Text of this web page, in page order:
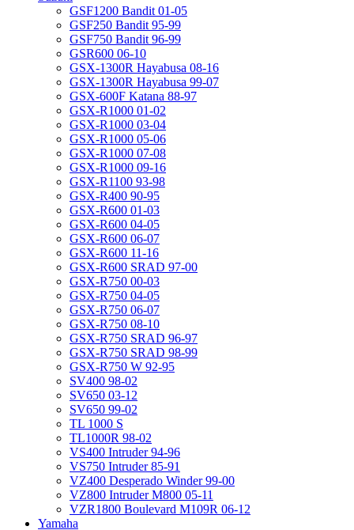
GSF1200 Bandit 01-05
GSF250 Bandit 95-99
GSF750 Bandit 96-99
GSR600 06-10
GSX-1300R Hayabusa 08-16
GSX-1300R Hayabusa 99-07
GSX-600F Katana 88-97
GSX-R1000 01-02
GSX-R1000 03-04
GSX-R1000 05-06
GSX-R1000 07-08
GSX-R1000 09-16
GSX-R1100 93-98
GSX-R400 90-95
GSX-R600 01-03
GSX-R600 04-05
GSX-R600 06-07
GSX-R600 11-16
GSX-R600 SRAD 97-00
GSX-R750 00-03
GSX-R750 04-05
GSX-R750 06-07
GSX-R750 08-10
GSX-R750 SRAD 96-97
GSX-R750 SRAD 98-99
GSX-R750 W 92-95
SV400 98-02
SV650 03-12
SV650 99-02
TL 1000 S
TL1000R 98-02
VS400 Intruder 94-96
VS750 Intruder 85-91
VZ400 Desperado Winder 99-00
VZ800 Intruder M800 05-11
VZR1800 Boulevard M109R 06-12
Yamaha